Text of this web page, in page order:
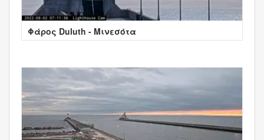
Φάρος Duluth - Μινεσότα